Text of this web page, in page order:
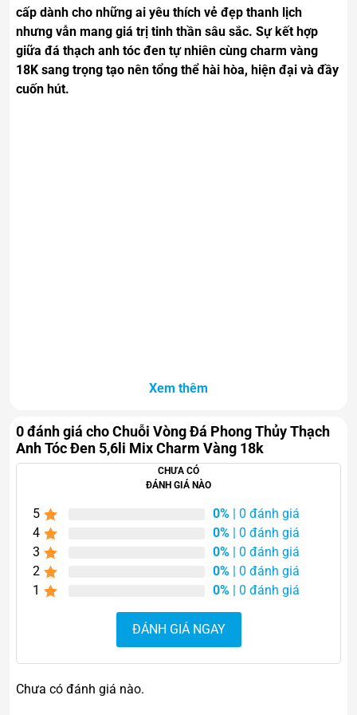
cấp dành cho những ai yêu thích vẻ đẹp thanh lịch
nhưng vẫn mang giá trị tinh thần sâu sắc. Sự kết hợp
giữa đá thạch anh tóc đen tự nhiên cùng charm vàng
18K sang trọng tạo nên tổng thể hài hòa, hiện đại và đầy
cuốn hút.
Không chỉ giúp tôn lên phong cách cá nhân, chiếc vòng
còn được xem là vật phẩm phong thủy hỗ trợ cân bằng
Vẻ đẹp độc đáo của thạch
anh tóc đen
Thạch anh tóc đen là dòng đá quý phong thủy được hình
thành từ tự nhiên với những sợi tinh thể màu đen nằm
bên trong viên đá trong suốt. Chính các đường “tóc đen”
Mỗi viên đá mang họa tiết riêng biệt nên mỗi chiếc vòng
Xem thêm
0 đánh giá cho Chuỗi Vòng Đá Phong Thủy Thạch
Anh Tóc Đen 5,6li Mix Charm Vàng 18k
CHƯA CÓ
ĐÁNH GIÁ NÀO
5 0% | 0 đánh giá
4
0% | 0 đánh giá
3
0% | 0 đánh giá
2
0% | 0 đánh giá
1
0% | 0 đánh giá
ĐÁNH GIÁ NGAY
Chưa có đánh giá nào.